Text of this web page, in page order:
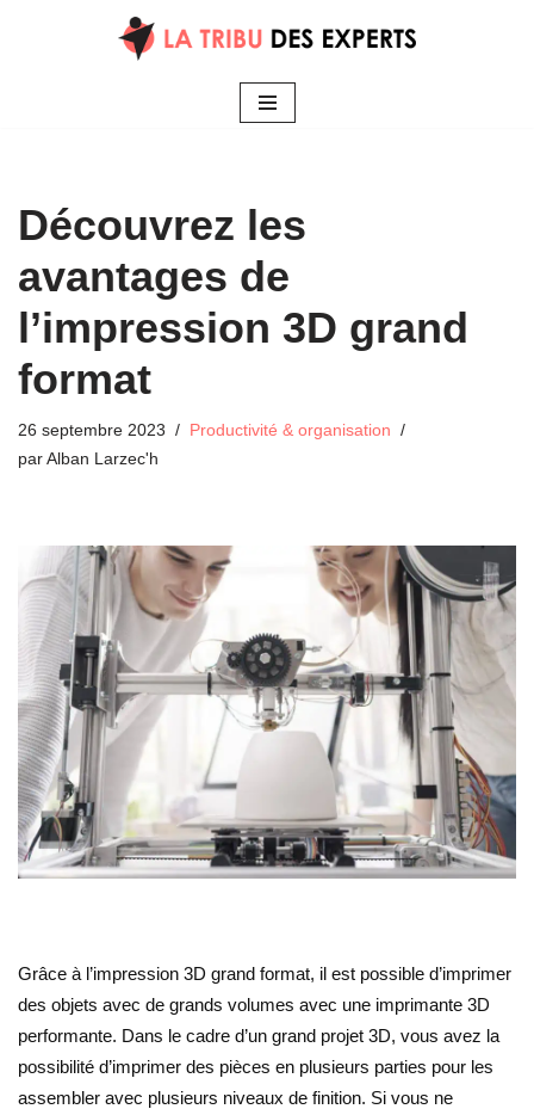
Découvrez les
avantages de
l’impression 3D grand
format
26 septembre 2023
Productivité & organisation
par Alban Larzec'h
Grâce à l’impression 3D grand format, il est possible d’imprimer
des objets avec de grands volumes avec une imprimante 3D
performante. Dans le cadre d’un grand projet 3D, vous avez la
possibilité d’imprimer des pièces en plusieurs parties pour les
assembler avec plusieurs niveaux de finition. Si vous ne